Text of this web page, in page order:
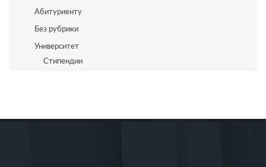
Абитуриенту
Без рубрики
Университет
Стипендии